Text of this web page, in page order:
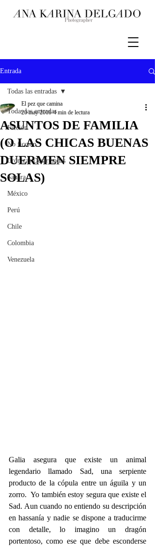
Entrada
Todas las entradas
Ficción
No ficción
Crónicas Desarmadas
Sahara
México
Perú
Chile
Colombia
Venezuela
Todas las entradas
ASUNTOS DE FAMILIA
(O LAS CHICAS BUENAS
DUERMEN SIEMPRE
SOLAS)
El pez que camina
20 may 2018 4 min de lectura
Galia asegura que existe un animal
legendario llamado Sad, una serpiente
producto de la cópula entre un águila y un
zorro.  Yo también estoy segura que existe el
Sad. Aun cuando no entiendo su descripción
en hassanía y nadie se dispone a traducirme
con detalle, lo imagino un dragón
portentoso, como ese que debe esconderse